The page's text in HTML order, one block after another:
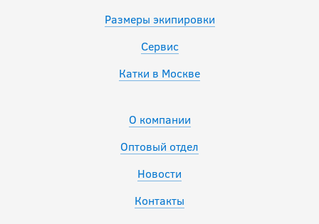
Размеры экипировки
Сервис
Катки в Москве
О компании
Оптовый отдел
Новости
Контакты